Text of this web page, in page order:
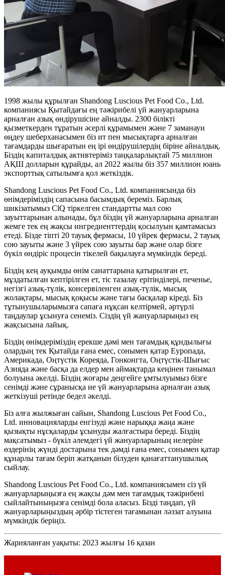
1998 жылы құрылған Shandong Luscious Pet Food Co., Ltd.
компаниясы Қытайдағы ең тәжірибелі үй жануарларына
арналған азық өндірушісіне айналды. 2300 білікті
қызметкерден тұратын әсерлі құрамымен және 7 заманауи
өңдеу шеберханасымен біз ит пен мысықтарға арналған
тағамдарды шығаратын ең ірі өндірушілердің біріне айналдық.
Біздің капиталдық активтеріміз таңқаларлықтай 75 миллион
АҚШ долларын құрайды, ал 2022 жылы біз 357 миллион юань
экспорттық сатылымға қол жеткіздік.
Shandong Luscious Pet Food Co., Ltd. компаниясында біз
өнімдеріміздің сапасына басымдық береміз. Барлық
шикізатымыз ClQ тіркелген стандартты мал сою
зауыттарынан алынады, бұл біздің үй жануарларына арналған
жемге тек ең жақсы ингредиенттердің қосылуын қамтамасыз
етеді. Бізде тіпті 20 тауық фермасы, 10 үйрек фермасы, 2 тауық
сою зауыты және 3 үйрек сою зауыты бар және олар бізге
бүкіл өндіріс процесін тікелей бақылауға мүмкіндік береді.
Біздің кең ауқымды өнім санаттарына қатырылған ет,
мұздатылған кептірілген ет, тіс тазалау ерітінділері, печенье,
негізгі азық-түлік, консервіленген азық-түлік, мысық
жолақтары, мысық қоқысы және тағы басқалар кіреді. Біз
тұтынушыларымызға сапаға нұқсан келтірмей, әртүрлі
таңдаулар ұсынуға сенеміз. Сіздің үй жануарларыңыз ең
жақсысына лайық.
Біздің өнімдеріміздің ерекше дәмі мен тағамдық құндылығы
олардың тек Қытайда ғана емес, сонымен қатар Еуропада,
Америкада, Оңтүстік Кореяда, Гонконгта, Оңтүстік-Шығыс
Азияда және басқа да елдер мен аймақтарда кеңінен танымал
болуына әкелді. Біздің жоғары деңгейге ұмтылуымыз бізге
сенімді және сұранысқа ие үй жануарларына арналған азық
жеткізуші ретінде бедел әкелді.
Біз алға жылжыған сайын, Shandong Luscious Pet Food Co.,
Ltd. инновацияларды енгізуді және нарыққа жаңа және
қызықты нұсқаларды ұсынуды жалғастыра береді. Біздің
мақсатымыз - бүкіл әлемдегі үй жануарларының иелеріне
өздерінің жүнді достарына тек дәмді ғана емес, сонымен қатар
құнарлы тағам беріп жатқанын білуден қанағаттанушылық
сыйлау.
Shandong Luscious Pet Food Co., Ltd. компаниясымен сіз үй
жануарларыңызға ең жақсы дәм мен тағамдық тәжірибені
сыйлайтыныңызға сенімді бола аласыз. Бізді таңдап, үй
жануарларыңыздың әрбір тістеген тағамынан ләззат алуына
мүмкіндік беріңіз.
Жарияланған уақыты: 2023 жылғы 16 қазан